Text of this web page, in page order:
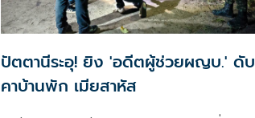
ปัตตานีระอุ! ยิง 'อดีตผู้ช่วยผญบ.' ดับ
คาบ้านพัก เมียสาหัส